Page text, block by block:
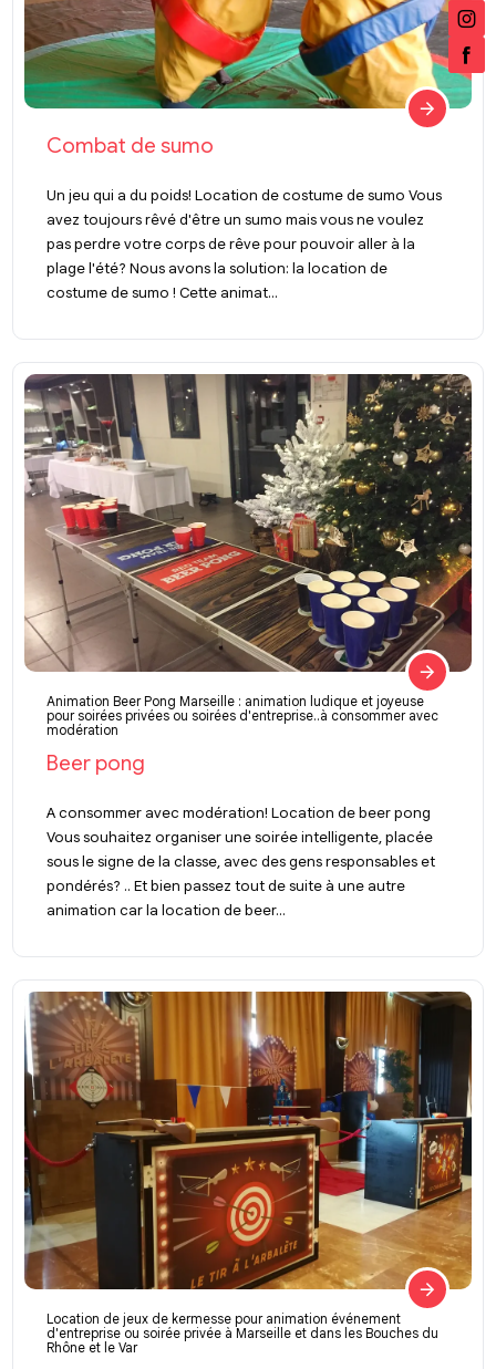
Combat de sumo
Un jeu qui a du poids! Location de costume de sumo Vous
avez toujours rêvé d'être un sumo mais vous ne voulez
pas perdre votre corps de rêve pour pouvoir aller à la
plage l'été? Nous avons la solution: la location de
costume de sumo ! Cette animat...
Animation Beer Pong Marseille : animation ludique et joyeuse
pour soirées privées ou soirées d'entreprise..à consommer avec
modération
Beer pong
A consommer avec modération! Location de beer pong
Vous souhaitez organiser une soirée intelligente, placée
sous le signe de la classe, avec des gens responsables et
pondérés? .. Et bien passez tout de suite à une autre
animation car la location de beer...
Location de jeux de kermesse pour animation événement
d'entreprise ou soirée privée à Marseille et dans les Bouches du
Rhône et le Var